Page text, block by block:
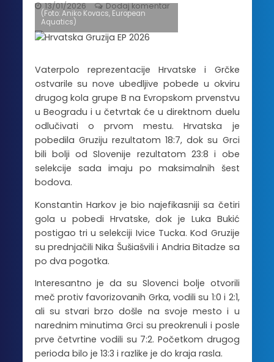
13/01/2026 Dodaj komentar
(Foto: Aniko Kovacs, European
Aquatics)
Vaterpolo reprezentacije Hrvatske i Grčke
ostvarile su nove ubedljive pobede u okviru
drugog kola grupe B na Evropskom prvenstvu
u Beogradu i u četvrtak će u direktnom duelu
odlučivati o prvom mestu. Hrvatska je
pobedila Gruziju rezultatom 18:7, dok su Grci
bili bolji od Slovenije rezultatom 23:8 i obe
selekcije sada imaju po maksimalnih šest
bodova.
Konstantin Harkov je bio najefikasniji sa četiri
gola u pobedi Hrvatske, dok je Luka Bukić
postigao tri u selekciji Ivice Tucka. Kod Gruzije
su prednjačili Nika Šušiašvili i Andria Bitadze sa
po dva pogotka.
Interesantno je da su Slovenci bolje otvorili
meč protiv favorizovanih Grka, vodili su 1:0 i 2:1,
ali su stvari brzo došle na svoje mesto i u
narednim minutima Grci su preokrenuli i posle
prve četvrtine vodili su 7:2. Početkom drugog
perioda bilo je 13:3 i razlike je do kraja rasla.